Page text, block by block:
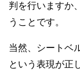
判を行いますか
うことです。
当然、シートベ
という表現が正